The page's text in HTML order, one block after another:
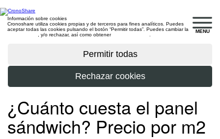
MENU
Información sobre cookies
Cronoshare utiliza cookies propias y de terceros para fines analíticos. Puedes
aceptar todas las cookies pulsando el botón “Permitir todas”. Puedes cambiar la
, y/o rechazar, así como obtener
¿Cuánto cuesta el panel
sándwich? Precio por m2